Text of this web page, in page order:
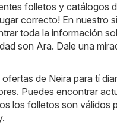
folletos y catálogos
correcto! En nuestro
toda la información
son Ara. Dale una
de Neira para tí
Puedes encontrar
los folletos son válidos